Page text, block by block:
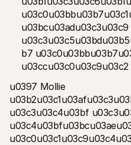
b7
u0397 Mollie
u03c3u03c4u03bf